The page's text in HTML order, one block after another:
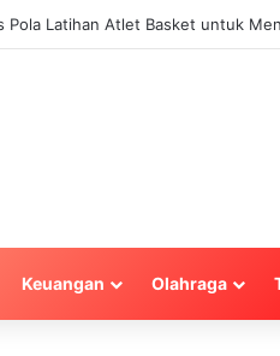
Pola Latihan Atlet Basket untuk
Keuangan Olahraga